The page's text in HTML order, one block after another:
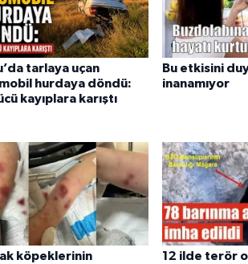
tarlaya uçan
hurdaya döndü:
kayıplara karıştı
Bu etkisini
inanamıyor
köpeklerinin
12 ilde terör